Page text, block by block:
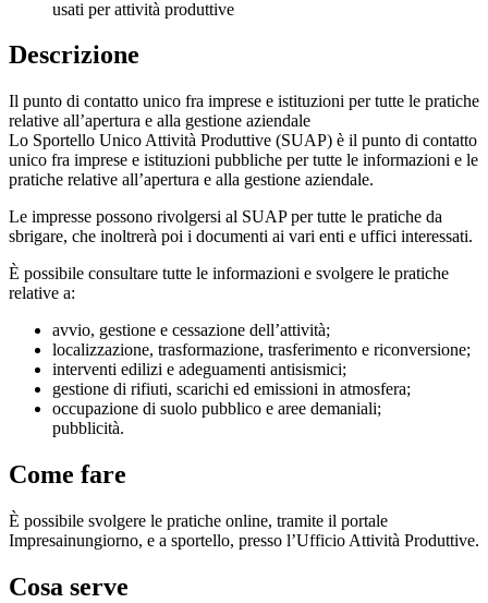
usati per attività produttive
Descrizione
Il punto di contatto unico fra imprese e istituzioni per tutte le pratiche
relative all’apertura e alla gestione aziendale
Lo Sportello Unico Attività Produttive (SUAP) è il punto di contatto
unico fra imprese e istituzioni pubbliche per tutte le informazioni e le
pratiche relative all’apertura e alla gestione aziendale.
Le impresse possono rivolgersi al SUAP per tutte le pratiche da
sbrigare, che inoltrerà poi i documenti ai vari enti e uffici interessati.
È possibile consultare tutte le informazioni e svolgere le pratiche
relative a:
avvio, gestione e cessazione dell’attività;
localizzazione, trasformazione, trasferimento e riconversione;
interventi edilizi e adeguamenti antisismici;
gestione di rifiuti, scarichi ed emissioni in atmosfera;
occupazione di suolo pubblico e aree demaniali;
pubblicità.
Come fare
È possibile svolgere le pratiche online, tramite il portale
Impresainungiorno, e a sportello, presso l’Ufficio Attività Produttive.
Cosa serve